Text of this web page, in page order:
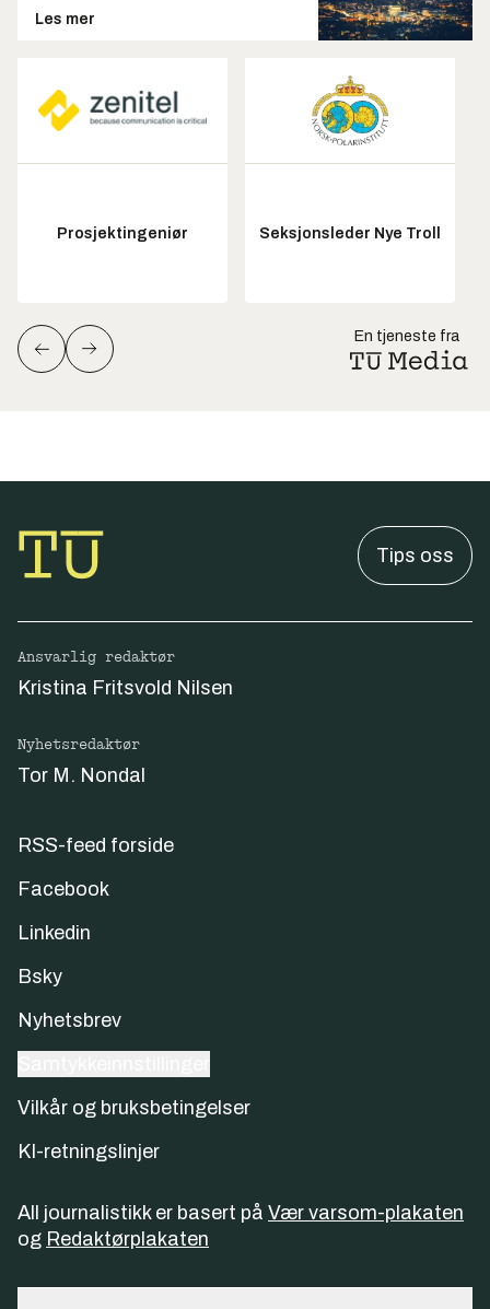
Les mer
Prosjektingeniør Seksjonsleder Nye Troll
En tjeneste fra
Tips oss
Ansvarlig redaktør
Kristina Fritsvold Nilsen
Nyhetsredaktør
Tor M. Nondal
RSS-feed forside
Facebook
Linkedin
Bsky
Nyhetsbrev
Vilkår og bruksbetingelser
KI-retningslinjer
All journalistikk er basert på Vær varsom-plakaten
og Redaktørplakaten